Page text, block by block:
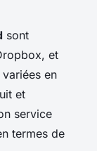
sont
et
en
et
service
termes de